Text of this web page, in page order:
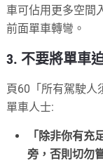
車可佔用更多空間
前面單車轉彎。
3. 不要將單車
頁60「所有駕駛人
單車人士:
「除非你有
旁，否則切勿